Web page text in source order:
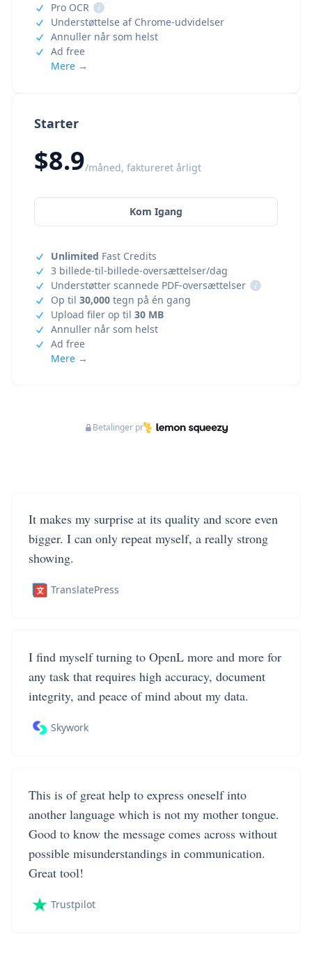
Starter
$8.9/måned, faktureret årligt
Kom Igang
Unlimited Fast Credits
3 billede-til-billede-oversættelser/dag
Understøtter scannede PDF-oversættelser
i
Op til 30,000 tegn på én gang
Upload filer op til 30 MB
Annuller når som helst
Ad free
Mere →
Pro OCR
i
Understøttelse af Chrome-udvidelser
Annuller når som helst
Ad free
Mere →
Betalinger pr
It makes my surprise at its quality and score even
bigger. I can only repeat myself, a really strong
showing.
TranslatePress
I find myself turning to OpenL more and more for
any task that requires high accuracy, document
integrity, and peace of mind about my data.
Skywork
This is of great help to express oneself into
another language which is not my mother tongue.
Good to know the message comes across without
possible misunderstandings in communication.
Great tool!
Trustpilot